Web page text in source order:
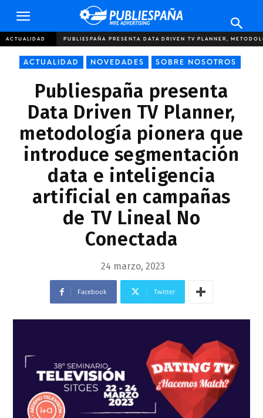
Publiespaña
ACTUALIDAD PUBLIESPAÑA PRESENTA DATA DRIVEN TV PLANNER,
ACTUALIDAD NOVEDADES SOBRE NOSOTROS
Publiespaña presenta
Data Driven TV Planner,
metodología pionera que
introduce segmentación
data e inteligencia
artificial en campañas
de TV Lineal No
Conectada
24 marzo, 2023
Facebook Twitter